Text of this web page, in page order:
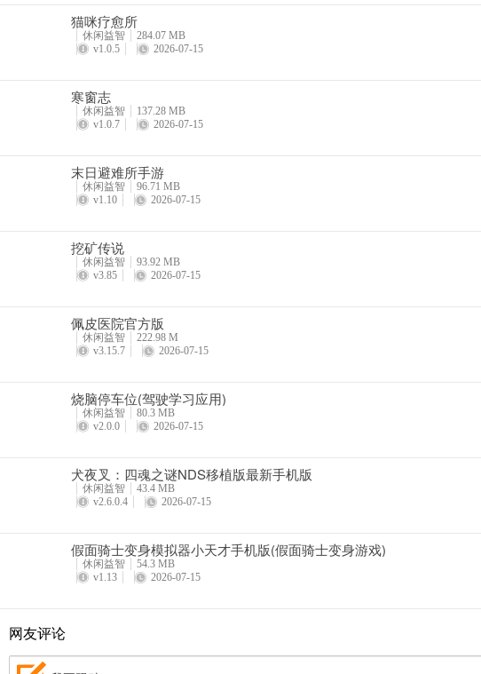
猫咪疗愈所
休闲益智
284.07 MB
v1.0.5
2026-07-15
寒窗志
休闲益智
137.28 MB
v1.0.7
2026-07-15
末日避难所手游
休闲益智
96.71 MB
v1.10
2026-07-15
挖矿传说
休闲益智
93.92 MB
v3.85
2026-07-15
佩皮医院官方版
休闲益智
222.98 M
v3.15.7
2026-07-15
烧脑停车位(驾驶学习应用)
休闲益智
80.3 MB
v2.0.0
2026-07-15
犬夜叉：四魂之谜NDS移植版最新手机版
休闲益智
43.4 MB
v2.6.0.4
2026-07-15
假面骑士变身模拟器小天才手机版(假面骑士变身游戏)
休闲益智
54.3 MB
v1.13
2026-07-15
网友评论